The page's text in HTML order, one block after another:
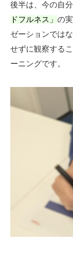
後半は、今の自
ドフルネス」 の
ゼーションでは
せずに観察する
ーニングです。